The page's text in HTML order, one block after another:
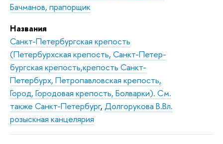
Бачманов, прапорщик
Названия
Санкт-Петербургская крепость
(Петербурхская крепость, Санкт-Петер-
бургская крепость,крепость Санкт-
Петербурх, Петропавловская крепость,
Город, Городовая крепость, Болварки). См.
также Санкт-Петербург, Долгорукова В.Вл.
розыскная канцелярия